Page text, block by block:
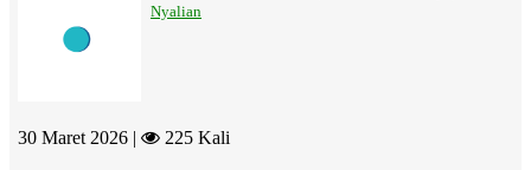
Nyalian
30 Maret 2026 | 225 Kali